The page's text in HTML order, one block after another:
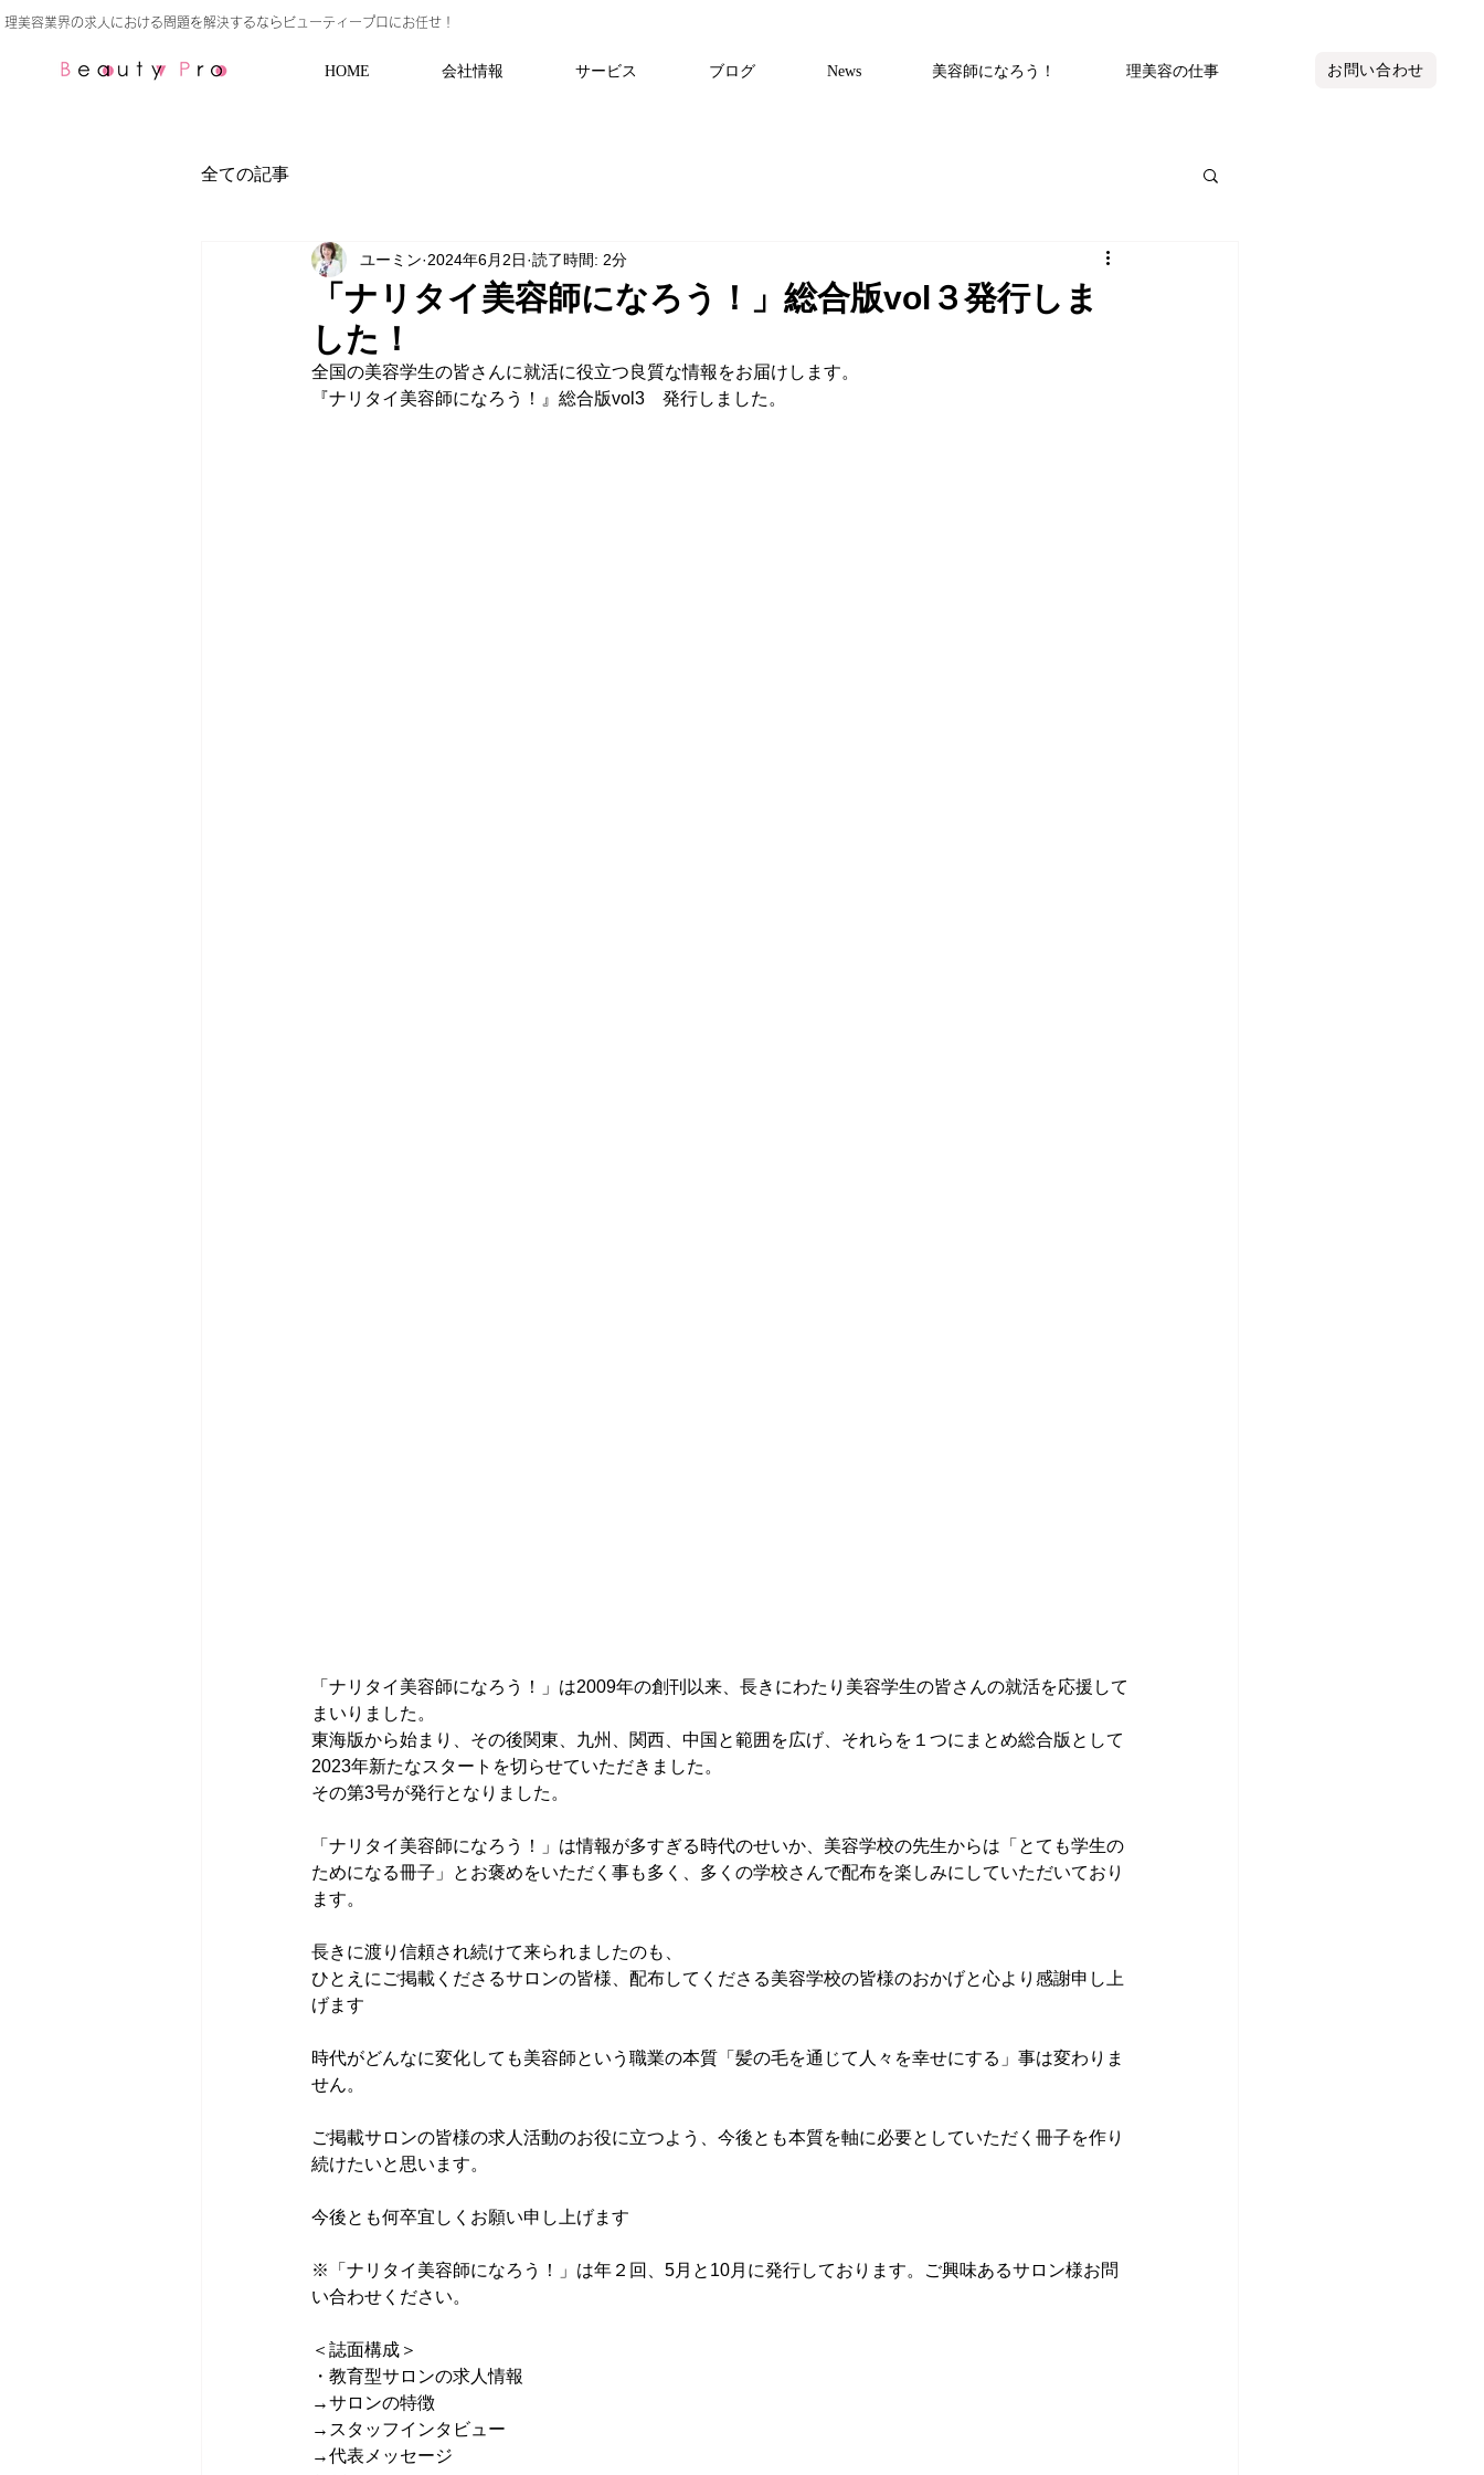
HOME 会社情報 サービス ブログ News 美容師になろう！ 理美容の仕事 お問い合わせ
全ての記事
「ナリタイ美容師になろう！」総合版vol３発行しま
した！
ユーミン 2024年6月2日 読了時間: 2分
全国の美容学生の皆さんに就活に役立つ良質な情報をお届けします。
『ナリタイ美容師になろう！』総合版vol3　発行しました。
「ナリタイ美容師になろう！」は2009年の創刊以来、長きにわたり美容学生の皆さんの就活を応援して
まいりました。
東海版から始まり、その後関東、九州、関西、中国と範囲を広げ、それらを１つにまとめ総合版として
2023年新たなスタートを切らせていただきました。
その第3号が発行となりました。
「ナリタイ美容師になろう！」は情報が多すぎる時代のせいか、美容学校の先生からは「とても学生の
ためになる冊子」とお褒めをいただく事も多く、多くの学校さんで配布を楽しみにしていただいており
ます。
長きに渡り信頼され続けて来られましたのも、
ひとえにご掲載くださるサロンの皆様、配布してくださる美容学校の皆様のおかげと心より感謝申し上
げます
時代がどんなに変化しても美容師という職業の本質「髪の毛を通じて人々を幸せにする」事は変わりま
せん。
ご掲載サロンの皆様の求人活動のお役に立つよう、今後とも本質を軸に必要としていただく冊子を作り
続けたいと思います。
今後とも何卒宜しくお願い申し上げます
※「ナリタイ美容師になろう！」は年２回、5月と10月に発行しております。ご興味あるサロン様お問
い合わせください。
＜誌面構成＞
・教育型サロンの求人情報
→サロンの特徴
→スタッフインタビュー
→代表メッセージ